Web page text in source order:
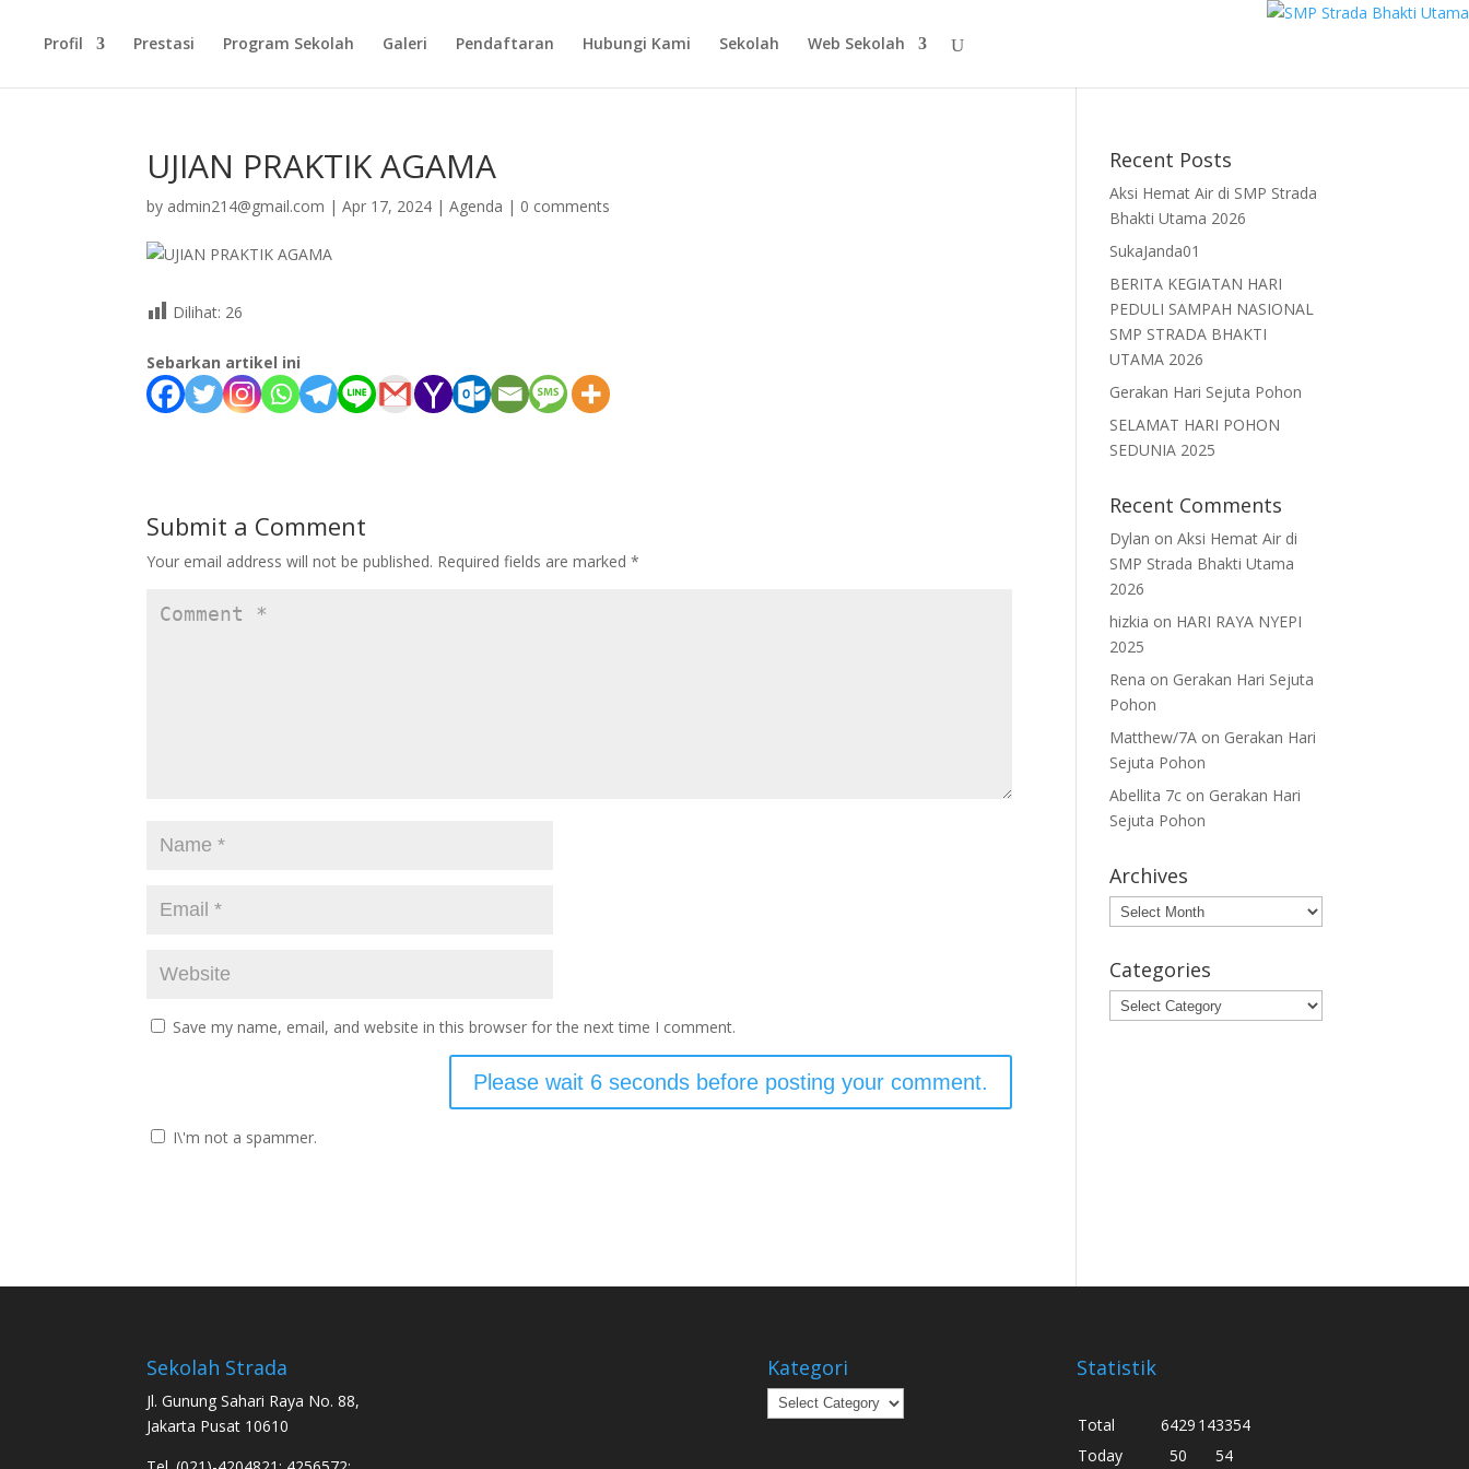
Profil Prestasi Program Sekolah Galeri Pendaftaran Hubungi Kami Sekolah Web Sekolah
UJIAN PRAKTIK AGAMA
by admin214@gmail.com |Apr 17, 2024 |Agenda | 0 comments
Dilihat: 26
Sebarkan artikel ini
Submit a Comment
Your email address will not be published. Required fields are marked*
Save my name, email, and website in this browser for the next time I comment.
I\'m not a spammer.
Recent Posts
Aksi Hemat Air di SMP Strada
Bhakti Utama 2026
SukaJanda01
BERITA KEGIATAN HARI
PEDULI SAMPAH NASIONAL
SMP STRADA BHAKTI
UTAMA 2026
Gerakan Hari Sejuta Pohon
SELAMAT HARI POHON
SEDUNIA 2025
Recent Comments
Dylan onAksi Hemat Air di
SMP Strada Bhakti Utama
2026
hizkia on HARI RAYA NYEPI
2025
Rena on Gerakan Hari Sejuta
Pohon
Matthew/7A on Gerakan Hari
Sejuta Pohon
Abellita 7c on Gerakan Hari
Sejuta Pohon
Archives
Archives
Categories
Categories
Sekolah Strada
Jl. Gunung Sahari Raya No. 88,
Jakarta Pusat 10610
Kategori
Kategori
Statistik
Total 6429 143354
Today
50 54